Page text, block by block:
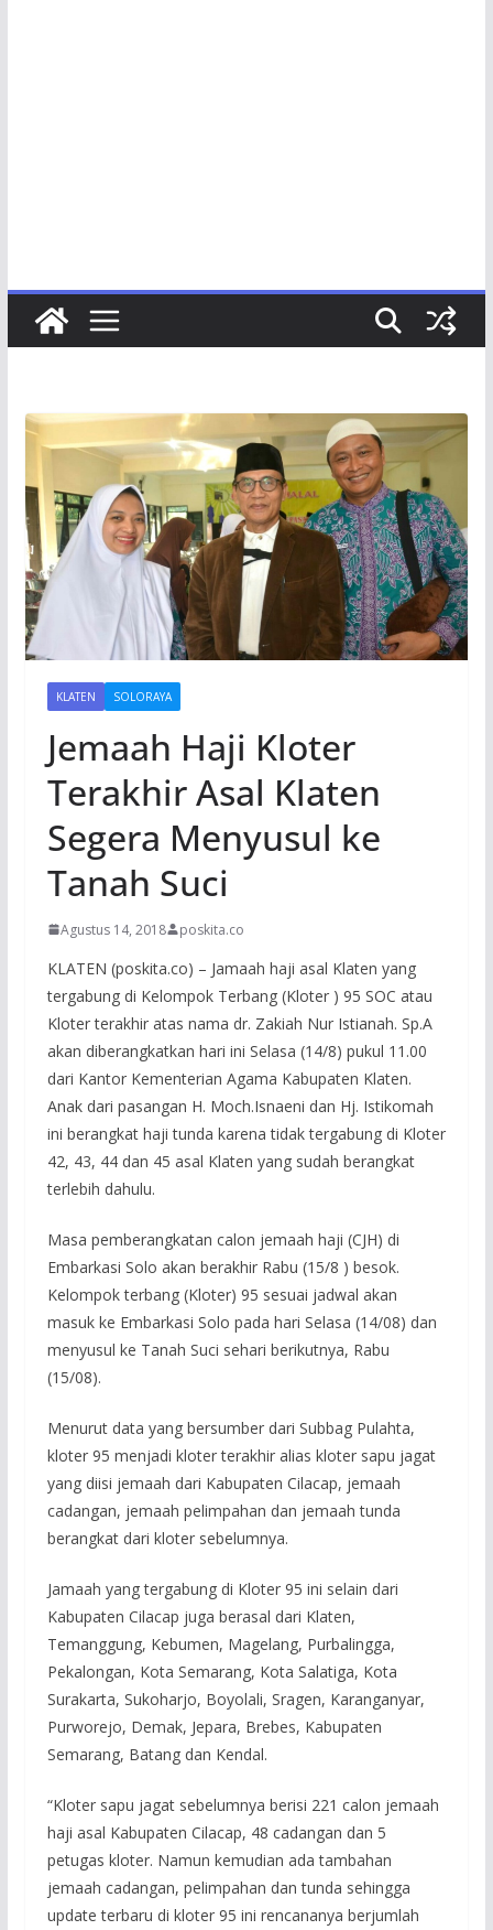
KLATEN SOLORAYA
Jemaah Haji Kloter
Terakhir Asal Klaten
Segera Menyusul ke
Tanah Suci
Agustus 14, 2018 poskita.co
KLATEN (poskita.co) – Jamaah haji asal Klaten yang
tergabung di Kelompok Terbang (Kloter ) 95 SOC atau
Kloter terakhir atas nama dr. Zakiah Nur Istianah. Sp.A
akan diberangkatkan hari ini Selasa (14/8) pukul 11.00
dari Kantor Kementerian Agama Kabupaten Klaten.
Anak dari pasangan H. Moch.Isnaeni dan Hj. Istikomah
ini berangkat haji tunda karena tidak tergabung di Kloter
42, 43, 44 dan 45 asal Klaten yang sudah berangkat
terlebih dahulu.
Masa pemberangkatan calon jemaah haji (CJH) di
Embarkasi Solo akan berakhir Rabu (15/8 ) besok.
Kelompok terbang (Kloter) 95 sesuai jadwal akan
masuk ke Embarkasi Solo pada hari Selasa (14/08) dan
menyusul ke Tanah Suci sehari berikutnya, Rabu
(15/08).
Menurut data yang bersumber dari Subbag Pulahta,
kloter 95 menjadi kloter terakhir alias kloter sapu jagat
yang diisi jemaah dari Kabupaten Cilacap, jemaah
cadangan, jemaah pelimpahan dan jemaah tunda
berangkat dari kloter sebelumnya.
Jamaah yang tergabung di Kloter 95 ini selain dari
Kabupaten Cilacap juga berasal dari Klaten,
Temanggung, Kebumen, Magelang, Purbalingga,
Pekalongan, Kota Semarang, Kota Salatiga, Kota
Surakarta, Sukoharjo, Boyolali, Sragen, Karanganyar,
Purworejo, Demak, Jepara, Brebes, Kabupaten
Semarang, Batang dan Kendal.
“Kloter sapu jagat sebelumnya berisi 221 calon jemaah
haji asal Kabupaten Cilacap, 48 cadangan dan 5
petugas kloter. Namun kemudian ada tambahan
jemaah cadangan, pelimpahan dan tunda sehingga
update terbaru di kloter 95 ini rencananya berjumlah